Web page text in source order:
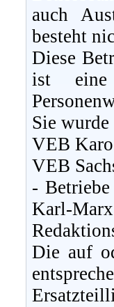
auch
besteht
Diese
ist eine
Sie
VEB
VEB
-
Karl-
Die auf